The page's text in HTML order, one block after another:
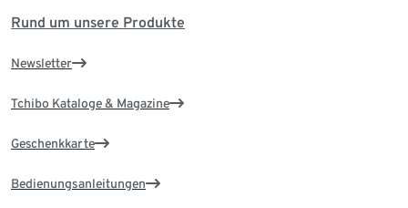
Rund um unsere Produkte
Newsletter
Tchibo Kataloge & Magazine
Geschenkkarte
Bedienungsanleitungen